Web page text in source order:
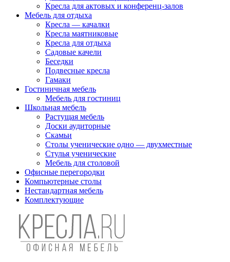
Кресла для актовых и конференц-залов
Мебель для отдыха
Кресла — качалки
Кресла маятниковые
Кресла для отдыха
Садовые качели
Беседки
Подвесные кресла
Гамаки
Гостиничная мебель
Мебель для гостиниц
Школьная мебель
Растущая мебель
Доски аудиторные
Скамьи
Столы ученические одно — двухместные
Стулья ученические
Мебель для столовой
Офисные перегородки
Компьютерные столы
Нестандартная мебель
Комплектующие